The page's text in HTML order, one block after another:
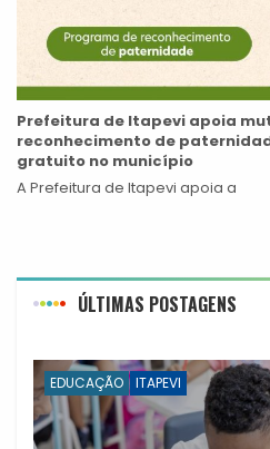
Prefeitura de Itapevi apoia
reconhecimento de
gratuito no município
A Prefeitura de Itapevi apoia a
ÚLTIMAS POSTAGENS
EDUCAÇÃO ITAPEVI